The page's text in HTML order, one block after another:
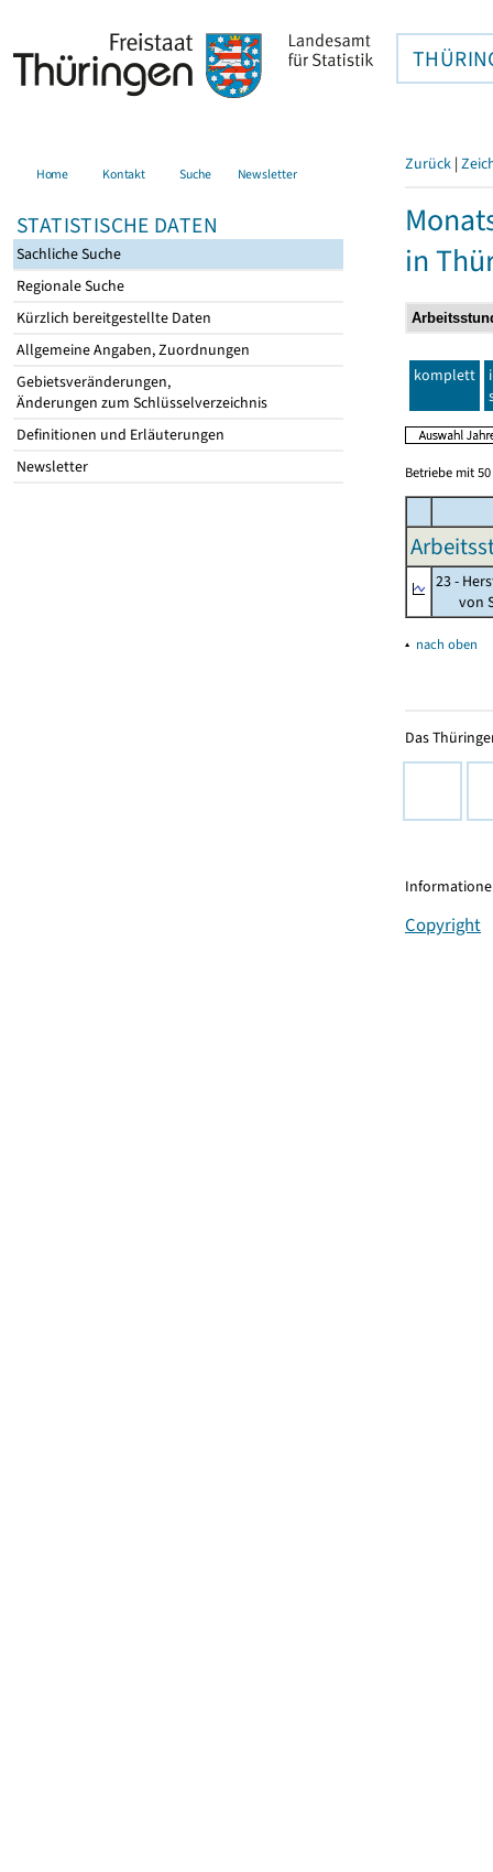
Home Kontakt Suche Newsletter
STATISTISCHE DATEN
Sachliche Suche
Regionale Suche
Kürzlich bereitgestellte Daten
Allgemeine Angaben, Zuordnungen
Gebietsveränderungen,
Änderungen zum Schlüsselverzeichnis
Definitionen und Erläuterungen
Newsletter
Zurück |
in
komplett
Betriebe mit
23 -
von
▴ nach oben
Das
Copyright